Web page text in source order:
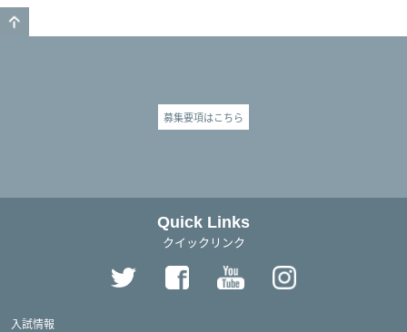
募集要項はこちら
Quick Links
クイックリンク
入試情報